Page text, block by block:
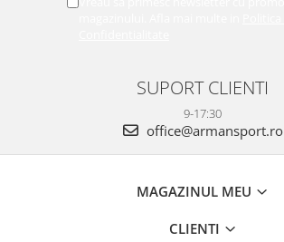
SUPORT CLIENTI
9-17:30
office@armansport.ro
MAGAZINUL MEU
CLIENTI